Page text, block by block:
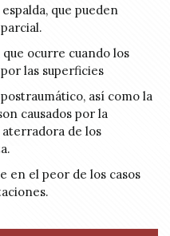
que pueden
ocurre cuando los
las superficies
así como la
causados por la
de los
en el peor de los casos